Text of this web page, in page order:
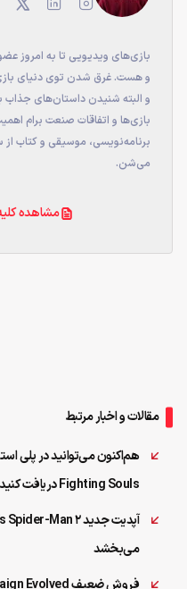
بازی‌های ویدیویی تا به امروز
و هست. غرق شدن توی دنیای
و البته شنیدن داستان‌های جذاب
بازی‌ها و اتفاقات صنعت برام
برنامه‌نویسی، موسیقی و کتاب
می‌شن.
مشاهده
مقالات و اخبار مرتبط
Fighting Souls دریافت کنید
می‌بخشد